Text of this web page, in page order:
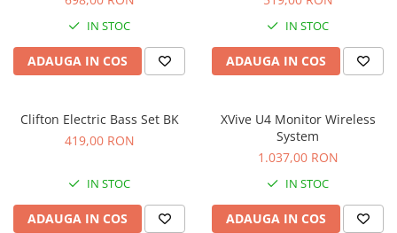
Tratament acustic
Lumini si efecte
Comenzi si controllere
Ecrane LED
Efecte de lumini
IN STOC
ADAUGA IN COS
IN STOC
ADAUGA IN COS
Clifton Electric Bass Set BK
419,00 RON
IN STOC
ADAUGA IN COS
XVive U4 Monitor Wireless
System
1.037,00 RON
IN STOC
ADAUGA IN COS